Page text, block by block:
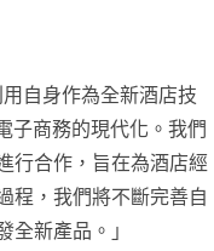
自身作為全新酒店技
子商務的現代化。我們
行合作，旨在為酒店經
程，我們將不斷完善自
新產品。」